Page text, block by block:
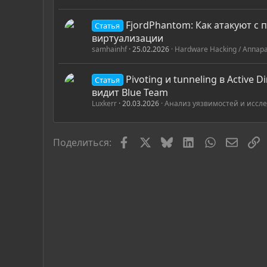
Статья
FjordPhantom: Как атакуют
виртуализации
samhainhf 25.02.2026 Hardware Hacking /
Статья
Pivoting и tunneling в Active
видит Blue Team
Luxkerr 20.03.2026 Анализ уязвимостей и
Поделиться: FacebookBlueskyLinkedInWhatsApp